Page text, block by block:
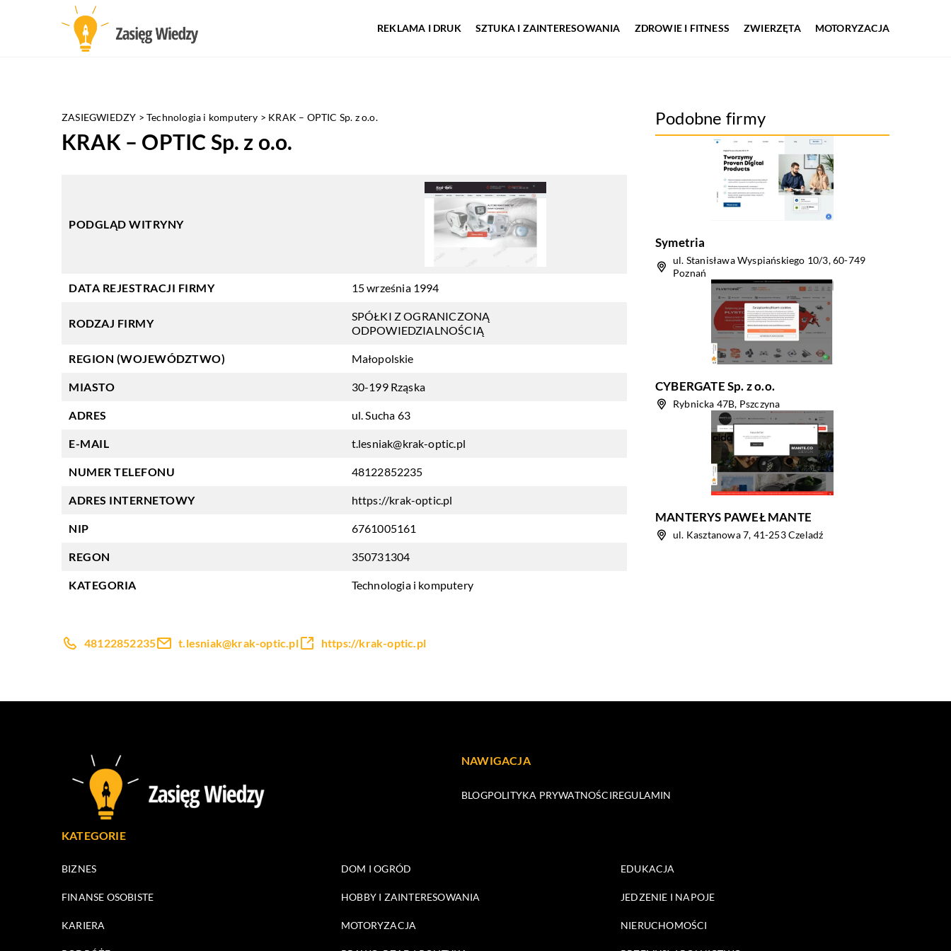
REKLAMA I DRUK SZTUKA I ZAINTERESOWANIA ZDROWIE I FITNESS ZWIERZĘTA MOTORYZACJA
ZASIEGWIEDZY >Technologia i komputery > KRAK – OPTIC Sp. z o.o.
KRAK – OPTIC Sp. z o.o.
PODGLĄD WITRYNY
DATA REJESTRACJI FIRMY 15 września 1994
RODZAJ FIRMY
SPÓŁKI Z OGRANICZONĄ
ODPOWIEDZIALNOŚCIĄ
REGION (WOJEWÓDZTWO) Małopolskie
MIASTO 30-199 Rząska
ADRES ul. Sucha 63
E-MAIL t.lesniak@krak-optic.pl
NUMER TELEFONU 48122852235
ADRES INTERNETOWY https://krak-optic.pl
NIP 6761005161
REGON 350731304
KATEGORIA Technologia i komputery
Podobne firmy
Symetria
ul. Stanisława Wyspiańskiego 10/3, 60-749
Poznań
CYBERGATE Sp. z o.o.
Rybnicka 47B, Pszczyna
MANTERYS PAWEŁ MANTE
ul. Kasztanowa 7, 41-253 Czeladź
48122852235 t.lesniak@krak-optic.pl https://krak-optic.pl
NAWIGACJA
BLOGPOLITYKA PRYWATNOŚCIREGULAMIN
KATEGORIE
BIZNES DOM I OGRÓD EDUKACJA
FINANSE OSOBISTE HOBBY I ZAINTERESOWANIA JEDZENIE I NAPOJE
KARIERA MOTORYZACJA NIERUCHOMOŚCI